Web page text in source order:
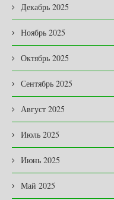
Декабрь 2025
Ноябрь 2025
Октябрь 2025
Сентябрь 2025
Август 2025
Июль 2025
Июнь 2025
Май 2025